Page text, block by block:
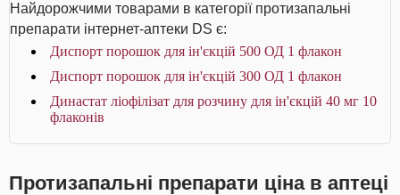
Найдорожчими товарами в категорії протизапальні
препарати інтернет-аптеки DS є:
Диспорт порошок для ін'єкцій 500 ОД 1 флакон
Диспорт порошок для ін'єкцій 300 ОД 1 флакон
Династат ліофілізат для розчину для ін'єкцій 40 мг 10
флаконів
Протизапальні препарати ціна в аптеці